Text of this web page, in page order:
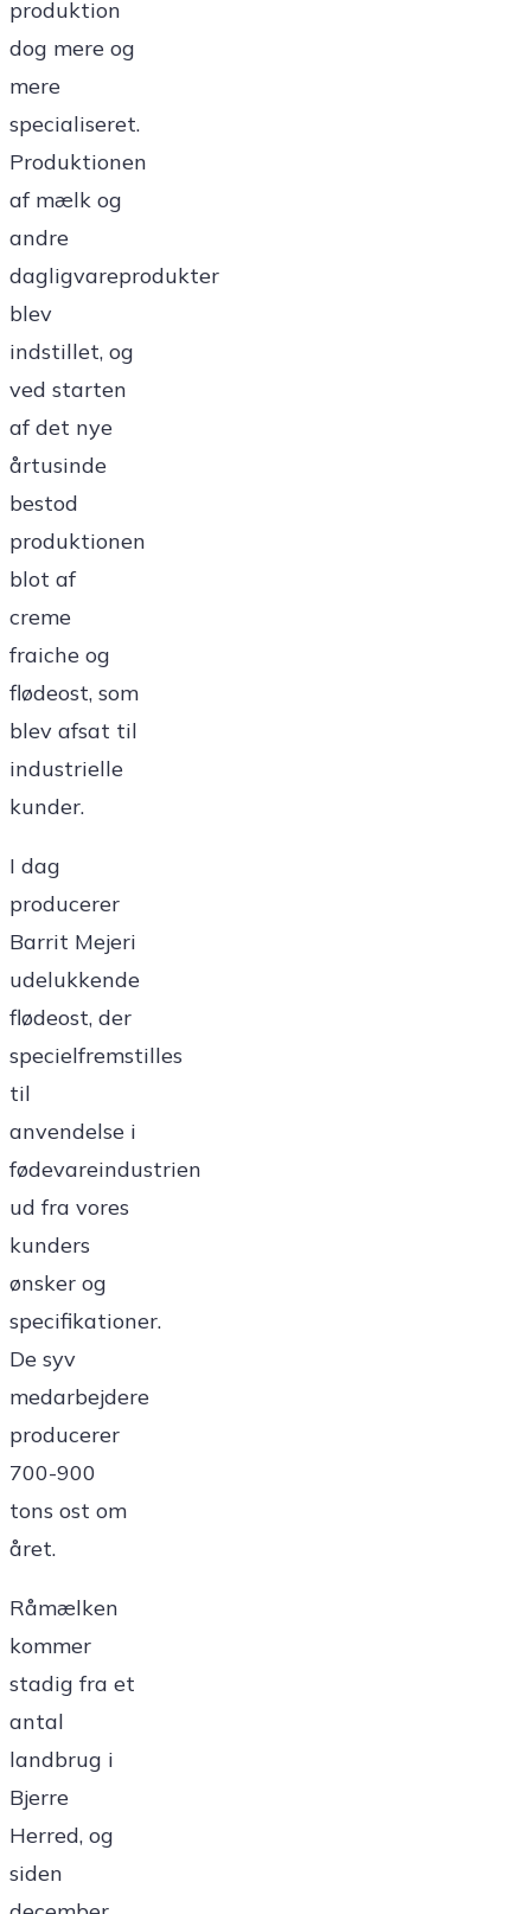
produktion
dog mere og
mere
specialiseret.
Produktionen
af mælk og
andre
dagligvareprodukter
blev
indstillet, og
ved starten
af det nye
årtusinde
bestod
produktionen
blot af
creme
fraiche og
flødeost, som
blev afsat til
industrielle
kunder.
I dag
producerer
Barrit Mejeri
udelukkende
flødeost, der
specielfremstilles
til
anvendelse i
fødevareindustrien
ud fra vores
kunders
ønsker og
specifikationer.
De syv
medarbejdere
producerer
700-900
tons ost om
året.
Råmælken
kommer
stadig fra et
antal
landbrug i
Bjerre
Herred, og
siden